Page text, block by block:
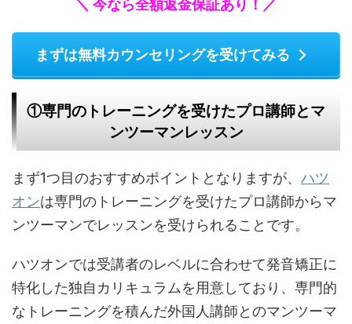
＼ 今なら全額返金保証あり！／
まずは無料カウンセリングを受けてみる
①専門のトレーニングを受けたプロ講師とマ
ンツーマンレッスン
まず1つ目のおすすめポイントとなりますが、 ハツ
オンは専門のトレーニングを受けたプロ講師からマ
ンツーマンでレッスンを受けられることです。
ハツオンでは受講者のレベルに合わせて発音矯正に
特化した独自カリキュラムを用意しており、専門的
なトレーニングを積んだ外国人講師とのマンツーマ